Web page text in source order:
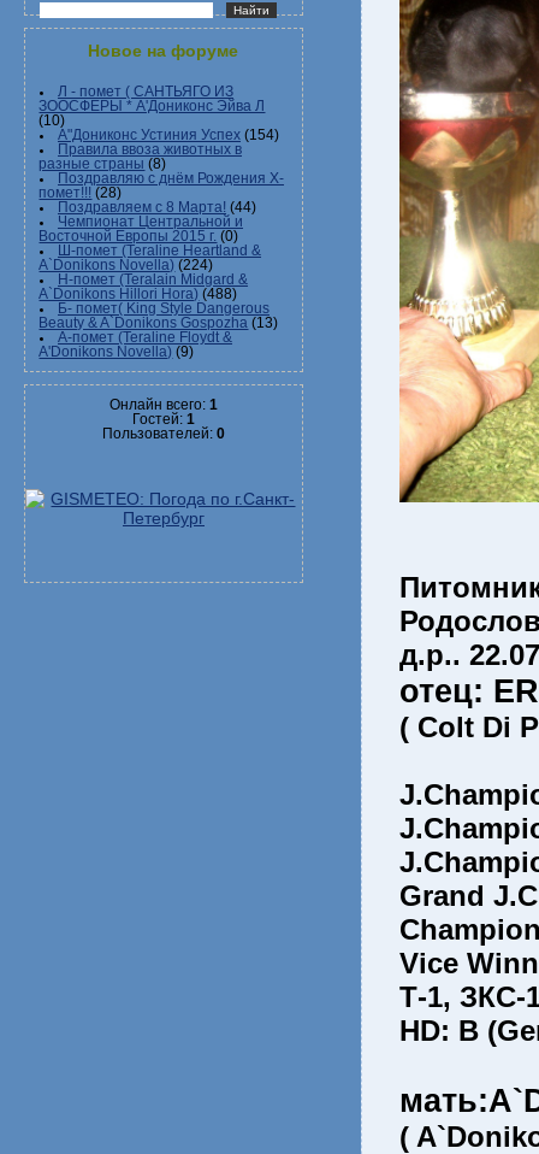
Новое на форуме
Л - помет ( САНТЬЯГО ИЗ
ЗООСФЕРЫ * А'Дониконс Эйва Л
(10)
А"Дониконс Устиния Успех (154)
Правила ввоза животных в
разные страны (8)
Поздравляю с днём Рождения Х-
помет!!! (28)
Поздравляем с 8 Марта! (44)
Чемпионат Центральной и
Восточной Европы 2015 г. (0)
Ш-помет (Teraline Heartland &
A`Donikons Novella) (224)
Н-помет (Teralain Midgard &
A`Donikons Hillori Hora) (488)
Б- помет( King Style Dangerous
Beauty & A`Donikons Gospozha (13)
А-помет (Teraline Floydt &
A'Donikons Novella) (9)
Онлайн всего: 1
Гостей: 1
Пользователей: 0
д.р..
отец:
( Colt Di
Grand
Vice
Т-1,
HD: B
(